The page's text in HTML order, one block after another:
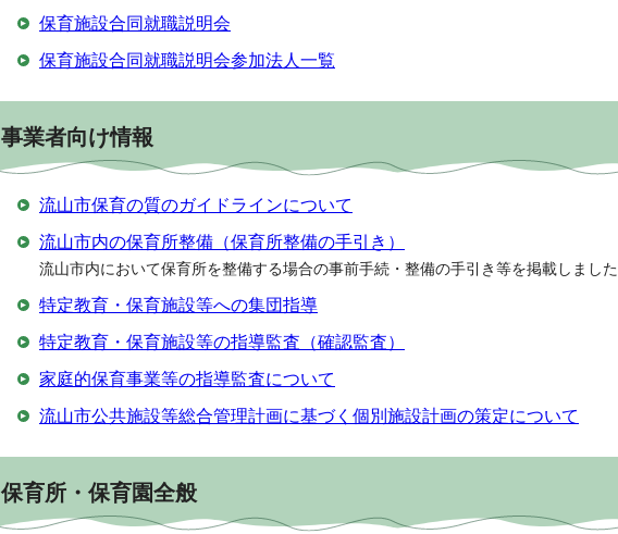
保育施設合同就職説明会
保育施設合同就職説明会参加法人一覧
事業者向け情報
流山市保育の質のガイドラインについて
流山市内の保育所整備（保育所整備の手引き）
流山市内において保育所を整備する場合の事前手続・整備の手引き等を掲載しました
特定教育・保育施設等への集団指導
特定教育・保育施設等の指導監査（確認監査）
家庭的保育事業等の指導監査について
流山市公共施設等総合管理計画に基づく個別施設計画の策定について
保育所・保育園全般